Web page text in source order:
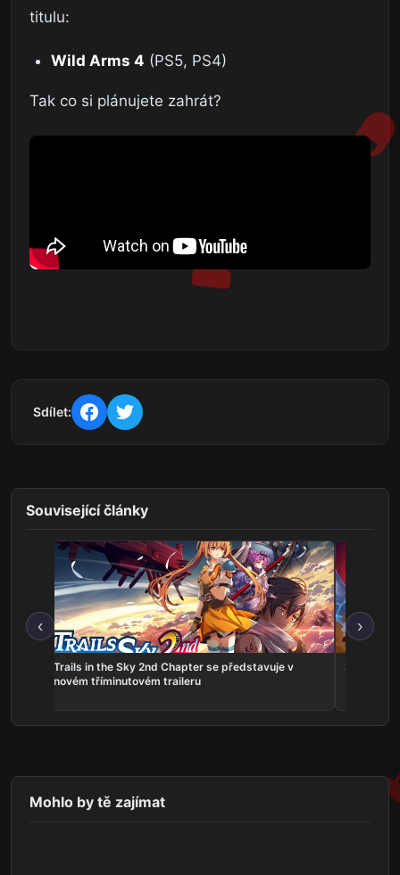
titulu:
Wild Arms 4 (PS5, PS4)
Tak co si plánujete zahrát?
Sdílet:
Související články
‹
Trails in the Sky 2nd Chapter se představuje v
novém tříminutovém traileru
Serious
›
Mohlo by tě zajímat